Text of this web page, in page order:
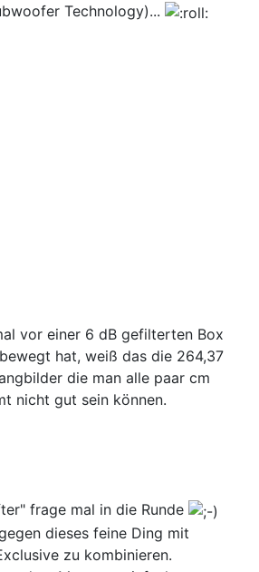
Technology)...
vor einer 6 dB gefilterten Box
hat, weiß das die 264,37
die man alle paar cm
nicht gut sein können.
frage mal in die Runde
dieses feine Ding mit
zu kombinieren.